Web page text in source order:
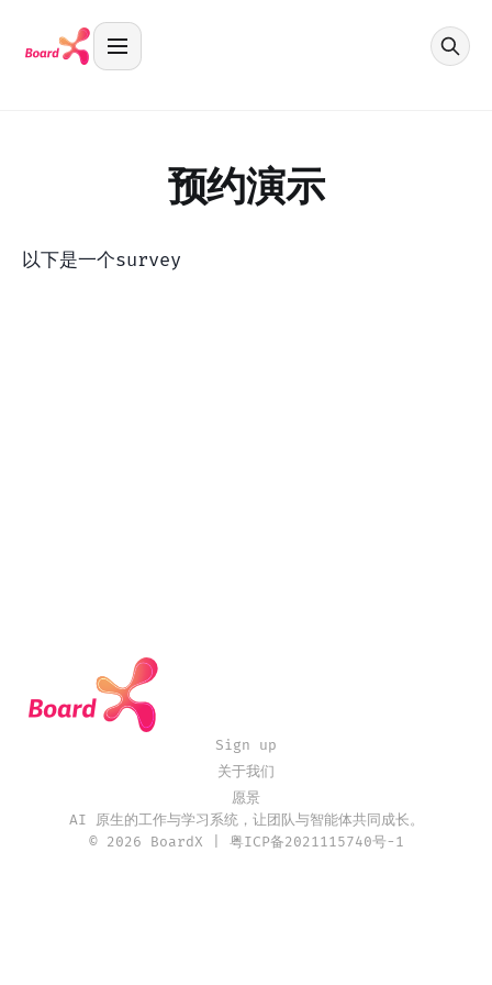
预约演示
以下是一个survey
Sign up
关于我们
愿景
AI 原生的工作与学习系统，让团队与智能体共同成长。
© 2026 BoardX | 粤ICP备2021115740号-1